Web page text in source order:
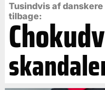
Tusindvis af
tilbage: